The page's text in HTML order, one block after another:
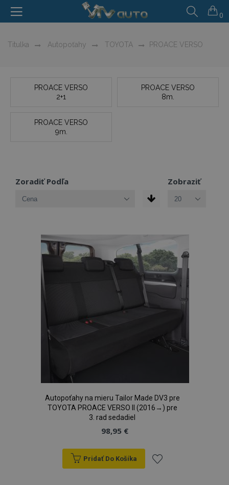
0
Titulka Autopoťahy TOYOTA PROACE VERSO
PROACE VERSO
2+1
PROACE VERSO
8m.
PROACE VERSO
9m.
Zoradiť Podľa Zobraziť
Autopoťahy na mieru Tailor Made DV3 pre
TOYOTA PROACE VERSO II (2016→) pre
3. rad sedadiel
98,95 €
Pridať Do Košíka